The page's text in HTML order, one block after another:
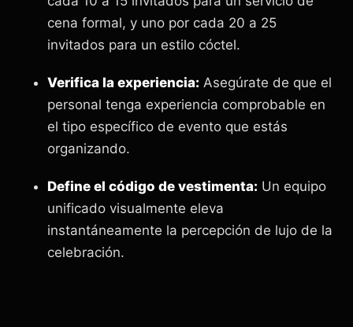
cena formal, y uno por cada 20 a 25
invitados para un estilo cóctel.
Verifica la experiencia: Asegúrate de que el
personal tenga experiencia comprobable en
el tipo específico de evento que estás
organizando.
Define el código de vestimenta: Un equipo
unificado visualmente eleva
instantáneamente la percepción de lujo de la
celebración.